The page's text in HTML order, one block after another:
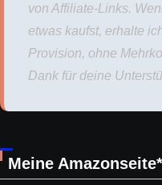
von Affiliate-Links.
etwas kaufst, erhalte
Provision, ohne
Dank für deine
Meine Amazonseite*